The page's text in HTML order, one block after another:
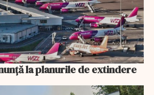
la planurile de extindere